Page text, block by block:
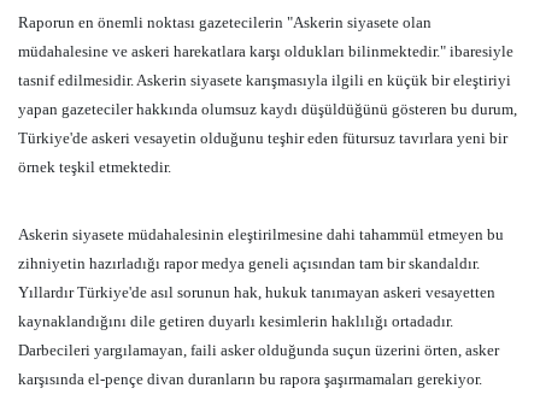
Raporun en önemli noktası gazetecilerin "Askerin siyasete olan
müdahalesine ve askeri harekatlara karşı oldukları bilinmektedir." ibaresiyle
tasnif edilmesidir. Askerin siyasete karışmasıyla ilgili en küçük bir eleştiriyi
yapan gazeteciler hakkında olumsuz kaydı düşüldüğünü gösteren bu durum,
Türkiye'de askeri vesayetin olduğunu teşhir eden fütursuz tavırlara yeni bir
örnek teşkil etmektedir.
Askerin siyasete müdahalesinin eleştirilmesine dahi tahammül etmeyen bu
zihniyetin hazırladığı rapor medya geneli açısından tam bir skandaldır.
Yıllardır Türkiye'de asıl sorunun hak, hukuk tanımayan askeri vesayetten
kaynaklandığını dile getiren duyarlı kesimlerin haklılığı ortadadır.
Darbecileri yargılamayan, faili asker olduğunda suçun üzerini örten, asker
karşısında el-pençe divan duranların bu rapora şaşırmamaları gerekiyor.